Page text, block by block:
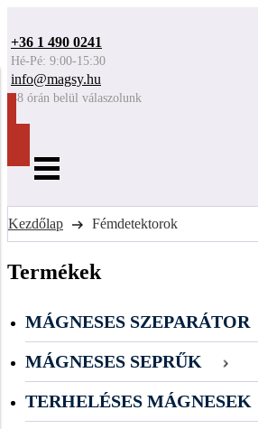
+36 1 490 0241
Hé-Pé: 9:00-15:30
info@magsy.hu
48 órán belül válaszolunk
Kezdőlap Fémdetektorok
Termékek
MÁGNESES SZEPARÁTOR
MÁGNESES SEPRŰK
TERHELÉSES MÁGNESEK